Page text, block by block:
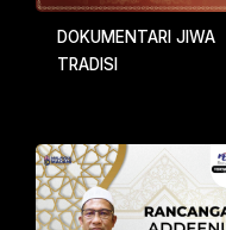
DOKUMENTARI JIWA
TRADISI